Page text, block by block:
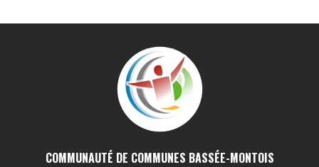
COMMUNAUTÉ DE COMMUNES BASSÉE-MONTOIS